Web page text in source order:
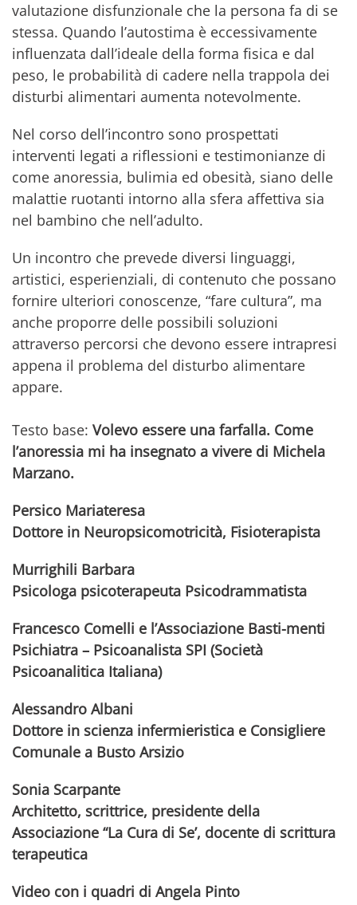
valutazione disfunzionale che la persona fa di se
stessa. Quando l’autostima è eccessivamente
influenzata dall’ideale della forma fisica e dal
peso, le probabilità di cadere nella trappola dei
disturbi alimentari aumenta notevolmente.
Nel corso dell’incontro sono prospettati
interventi legati a riflessioni e testimonianze di
come anoressia, bulimia ed obesità, siano delle
malattie ruotanti intorno alla sfera affettiva sia
nel bambino che nell’adulto.
Un incontro che prevede diversi linguaggi,
artistici, esperienziali, di contenuto che possano
fornire ulteriori conoscenze, “fare cultura”, ma
anche proporre delle possibili soluzioni
attraverso percorsi che devono essere intrapresi
appena il problema del disturbo alimentare
appare.
Testo base: Volevo essere una farfalla. Come
l’anoressia mi ha insegnato a vivere di Michela
Marzano.
Persico Mariateresa
Dottore in Neuropsicomotricità, Fisioterapista
Murrighili Barbara
Psicologa psicoterapeuta Psicodrammatista
Francesco Comelli e l’Associazione Basti-menti
Psichiatra – Psicoanalista SPI (Società
Psicoanalitica Italiana)
Alessandro Albani
Dottore in scienza infermieristica e Consigliere
Comunale a Busto Arsizio
Sonia Scarpante
Architetto, scrittrice, presidente della
Associazione “La Cura di Se’, docente di scrittura
terapeutica
Video con i quadri di Angela Pinto